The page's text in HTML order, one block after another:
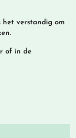
het verstandig om
of in de